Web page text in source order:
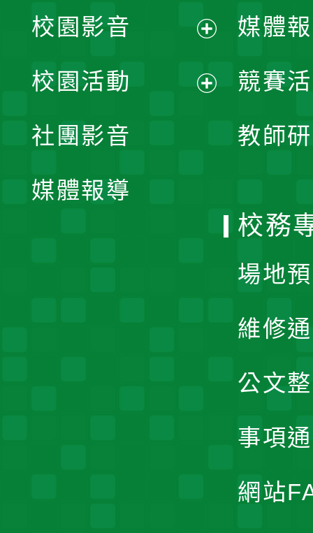
媒體
競賽
教師
校園影音
開
校園活動
社團影音
媒體報導
校務
場地
維修
公文
事項
網站